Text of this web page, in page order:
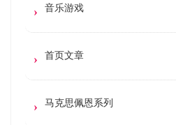
音乐游戏
首页文章
马克思佩恩系列